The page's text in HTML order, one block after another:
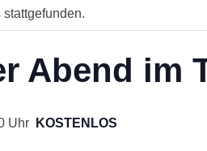
Abend im
KOSTENLOS